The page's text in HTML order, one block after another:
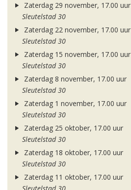
Zaterdag 29 november, 17.00 uur
Sleutelstad 30
Zaterdag 22 november, 17.00 uur
Sleutelstad 30
Zaterdag 15 november, 17.00 uur
Sleutelstad 30
Zaterdag 8 november, 17.00 uur
Sleutelstad 30
Zaterdag 1 november, 17.00 uur
Sleutelstad 30
Zaterdag 25 oktober, 17.00 uur
Sleutelstad 30
Zaterdag 18 oktober, 17.00 uur
Sleutelstad 30
Zaterdag 11 oktober, 17.00 uur